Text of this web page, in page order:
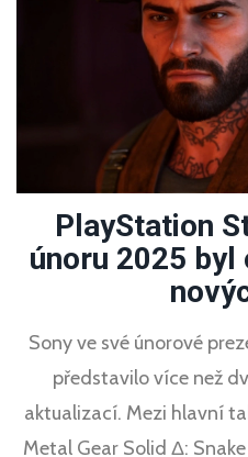
PlayStation
únoru 2025 byl
Sony ve své únorové
představilo více než
aktualizací. Mezi hlavní
Metal Gear Solid Δ: